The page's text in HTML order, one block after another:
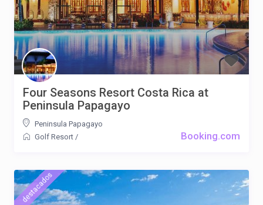
Booking.com
Four Seasons Resort Costa Rica at
Peninsula Papagayo
Peninsula Papagayo
Golf Resort /
destacados